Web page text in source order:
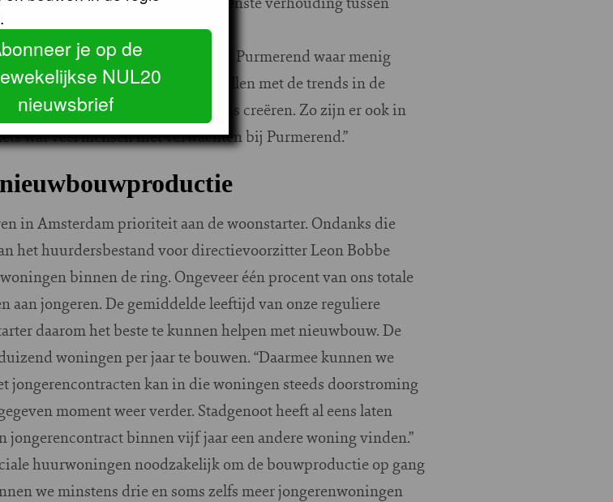
visie van de voormalige groeikern Purmerend waar menig
zocht. Kroese: “Als we mee willen met de trends in de
ook meer stedelijke milieus creëren. Zo zijn er ook in
wat veel mensen niet verwachten bij Purmerend.”
in Amsterdam prioriteit aan de woonstarter. Ondanks die
het huurdersbestand voor directievoorzitter Leon Bobbe
binnen de ring. Ongeveer één procent van ons totale
aan jongeren. De gemiddelde leeftijd van onze reguliere
daarom het beste te kunnen helpen met nieuwbouw. De
woningen per jaar te bouwen. “Daarmee kunnen we
jongerencontracten kan in die woningen steeds doorstroming
moment weer verder. Stadgenoot heeft al eens laten
jongerencontract binnen vijf jaar een andere woning vinden.”
huurwoningen noodzakelijk om de bouwproductie op gang
we minstens drie en soms zelfs meer jongerenwoningen
je op de
NUL20
nieuwsbrief